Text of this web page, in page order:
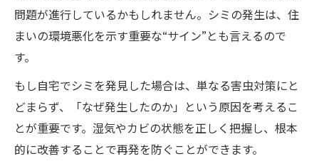
問題が進行しているかもしれません。シミの発生は、住
まいの環境悪化を示す重要な“サイン”とも言えるので
す。
もし自宅でシミを発見した場合は、単なる害虫対策にと
どまらず、「なぜ発生したのか」という原因を考えるこ
とが重要です。湿気やカビの状態を正しく把握し、根本
的に改善することで再発を防ぐことができます。